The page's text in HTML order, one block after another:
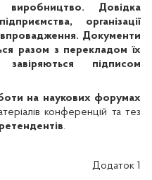
Довідка
організації
Документи
разом з перекладом їх
підписом
на наукових форумах
конференцій та тез
.
Додаток 1